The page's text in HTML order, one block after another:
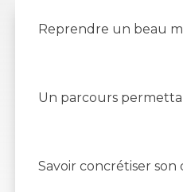
Reprendre un beau
Un parcours
Savoir concrétiser son